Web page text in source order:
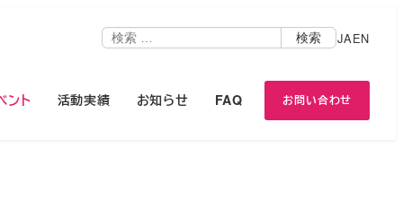
検
検索 JAEN
ント 活動実績 お知らせ FAQ お問い合わせ